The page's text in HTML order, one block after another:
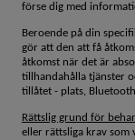
förse dig med
Beroende på din
gör att den att få
åtkomst när det är
tillhandahålla tjänster
tillåtet - plats,
Rättslig grund för
eller rättsliga krav som